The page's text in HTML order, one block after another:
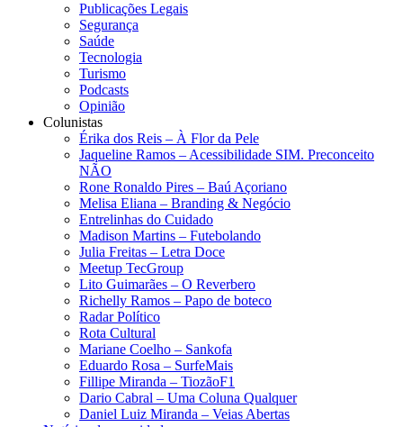
Publicações Legais
Segurança
Saúde
Tecnologia
Turismo
Podcasts
Opinião
Colunistas
Érika dos Reis​ – À Flor da Pele
Jaqueline Ramos – Acessibilidade SIM. Preconceito
NÃO
Rone Ronaldo Pires – Baú Açoriano
Melisa Eliana – Branding & Negócio
Entrelinhas do Cuidado
Madison Martins – Futebolando
Julia Freitas​ – Letra Doce
Meetup TecGroup
Lito Guimarães – O Reverbero
Richelly Ramos​ – Papo de boteco
Radar Político
Rota Cultural
Mariane Coelho – Sankofa
Eduardo Rosa​ – SurfeMais
Fillipe Miranda – TiozãoF1
Dario Cabral – Uma Coluna Qualquer
Daniel Luiz Miranda – Veias Abertas